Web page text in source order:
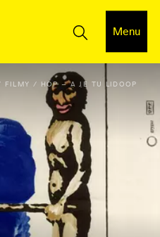
Menu
FILMY HOP – A JE TU LIDOOP